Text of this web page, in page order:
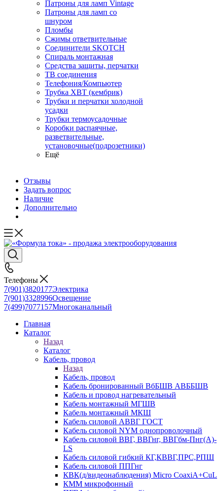
Патроны для ламп Vintage
Патроны для ламп со
шнуром
Пломбы
Сжимы ответвительные
Соединители SKOTCH
Спираль монтажная
Средства защиты, перчатки
ТВ соединения
Телефония/Компьютер
Трубка ХВТ (кембрик)
Трубки и перчатки холодной
усадки
Трубки термоусадочные
Коробки распаячные,
разветвительные,
установочные(подрозетники)
Ещё
Отзывы
Задать вопрос
Наличие
Дополнительно
Телефоны
7(901)3820177Электрика
7(901)3328996Освещение
7(499)7077157Многоканальный
Главная
Каталог
Назад
Каталог
Кабель, провод
Назад
Кабель, провод
Кабель бронированный ВбБШВ АВББШВ
Кабель и провод нагревательный
Кабель монтажный МГШВ
Кабель монтажный МКШ
Кабель силовой АВВГ ГОСТ
Кабель силовой NYM однопроволочный
Кабель силовой ВВГ, ВВГнг, ВВГбм-Пнг(А)-
LS
Кабель силовой гибкий КГ,КВВГ,ПРС,РПШ
Кабель силовой ППГнг
КВК(д/видеонаблюдения) Micro CoaxiA+CuL
КММ микрофонный